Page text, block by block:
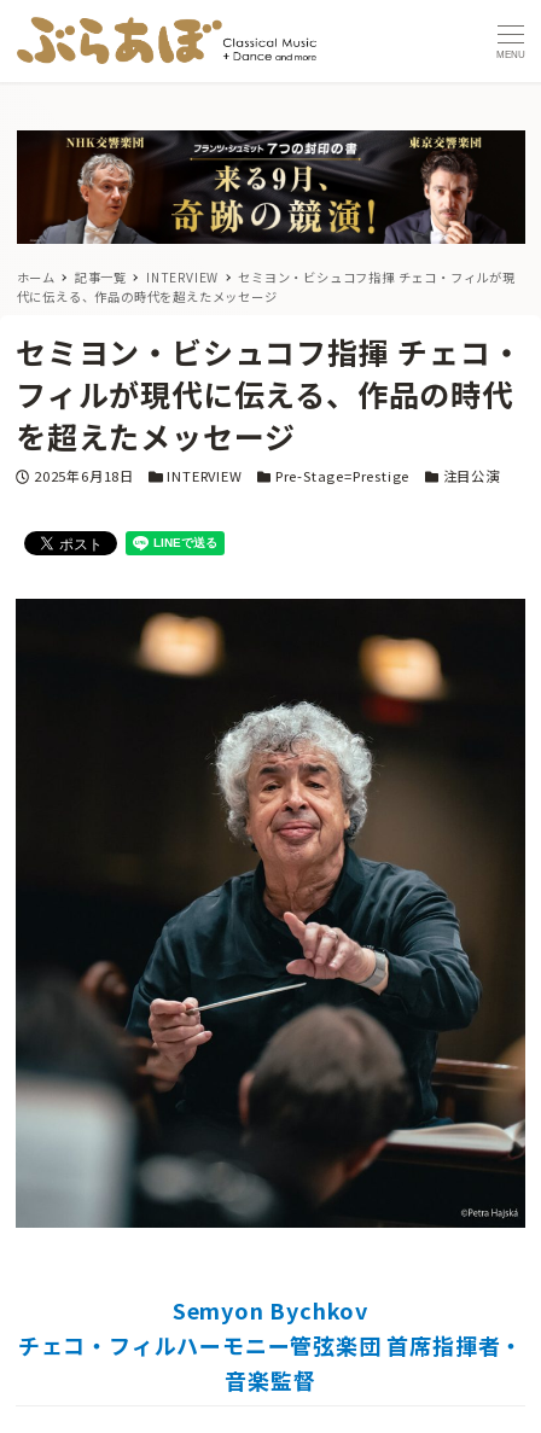
MENU
ホーム 記事一覧 INTERVIEW
セミヨン・ビシュコフ指揮 チェコ・フィルが現
代に伝える、作品の時代を超えたメッセージ
セミヨン・ビシュコフ指揮 チェコ・
フィルが現代に伝える、作品の時代
を超えたメッセージ
投稿日
2025年6月18日 カテゴリー
INTERVIEW カテゴリー
Pre-Stage=Prestige カテゴリー
注目公演
Semyon Bychkov
チェコ・フィルハーモニー管弦楽団 首席指揮者・
音楽監督